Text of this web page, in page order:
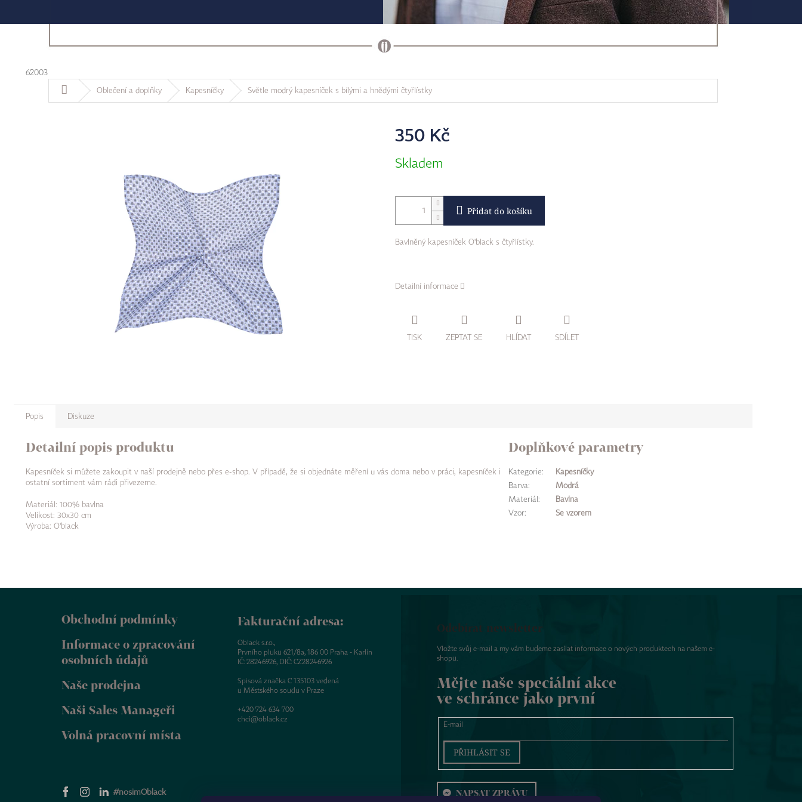
62003
Domů Oblečení a doplňky Kapesníčky Světle modrý kapesníček s bílými a hnědými čtyřlístky
350 Kč
cena:
Skladem
Přidat do košíku
Bavlněný kapesníček O'black s čtyřlístky.
Detailní informace
TISK ZEPTAT SE HLÍDAT SDÍLET
Popis Diskuze
Detailní popis produktu
Kapesníček si můžete zakoupit v naší prodejně nebo přes e-shop. V případě, že si objednáte měření u vás doma nebo v práci, kapesníček i
ostatní sortiment vám rádi přivezeme.
Materiál: 100% bavlna
Velikost: 30x30 cm
Výroba: O'black
Doplňkové parametry
Kategorie:
Kapesníčky
Barva:
Modrá
Materiál :
Bavlna
Vzor: Se vzorem
Obchodní podmínky
Informace o zpracování
osobních údajů
Naše prodejna
Naši Sales Manageři
Volná pracovní místa
#nosimOblack
Fakturační adresa:
Oblack s.r.o.,
Prvního pluku 621/8a, 186 00 Praha - Karlín
IČ: 28246926, DIČ: CZ28246926
Spisová značka C 135103 vedená
u Městského soudu v Praze
+420 724 634 700
chci@oblack.cz
Odebírat newsletter
Vložte svůj e-mail a my vám budeme zasílat informace o nových produktech na našem e-
shopu.
Mějte naše speciální akce
ve schránce jako první
E-mail
PŘIHLÁSIT SE
NAPSAT ZPRÁVU